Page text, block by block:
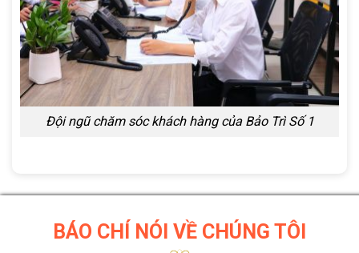
Đội ngũ chăm sóc khách hàng của Bảo Trì Số 1
BÁO CHÍ NÓI VỀ CHÚNG TÔI